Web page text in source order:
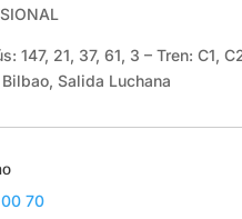
: 147, 21, 37, 61, 3 – Tren: C1,
Salida Luchana
00 70